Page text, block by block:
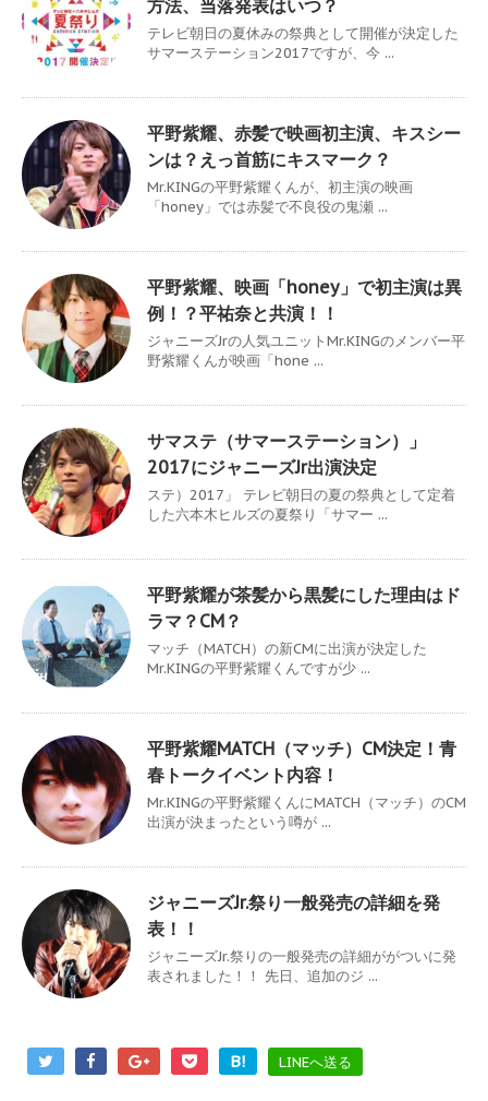
方法、当落発表はいつ？
テレビ朝日の夏休みの祭典として開催が決定した
サマーステーション2017ですが、今 ...
平野紫耀、赤髪で映画初主演、キスシー
ンは？えっ首筋にキスマーク？
Mr.KINGの平野紫耀くんが、初主演の映画
「honey」では赤髪で不良役の鬼瀬 ...
平野紫耀、映画「honey」で初主演は異
例！？平祐奈と共演！！
ジャニーズJrの人気ユニットMr.KINGのメンバー平
野紫耀くんが映画「hone ...
サマステ（サマーステーション）」
2017にジャニーズJr出演決定
ステ）2017」 テレビ朝日の夏の祭典として定着
した六本木ヒルズの夏祭り「サマー ...
平野紫耀が茶髪から黒髪にした理由はド
ラマ？CM？
マッチ（MATCH）の新CMに出演が決定した
Mr.KINGの平野紫耀くんですが少 ...
平野紫耀MATCH（マッチ）CM決定！青
春トークイベント内容！
Mr.KINGの平野紫耀くんにMATCH（マッチ）のCM
出演が決まったという噂が ...
ジャニーズJr.祭り一般発売の詳細を発
表！！
ジャニーズJr.祭りの一般発売の詳細ががついに発
表されました！！ 先日、追加のジ ...
B! LINEへ送る